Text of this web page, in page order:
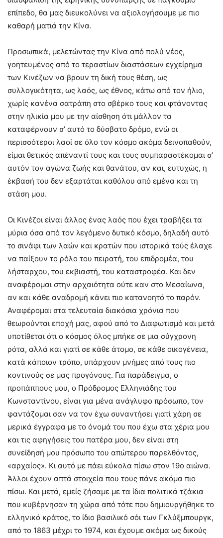
επίπεδο, θα μας διευκολύνει να αξιολογήσουμε με πιο
καθαρή ματιά την Κίνα.
Προσωπικά, μελετώντας την Κίνα από πολύ νέος,
γοητευμένος από το τεραστίων διαστάσεων εγχείρημα
των Κινέζων να βρουν τη δική τους θέση, ως
συλλογικότητα, ως λαός, ως έθνος, κάτω από τον ήλιο,
χωρίς κανένα σατράπη στο σβέρκο τους και φτάνοντας
στην ηλικία μου με την αίσθηση ότι μάλλον τα
καταφέρνουν σ’ αυτό το δύσβατο δρόμο, ενώ οι
περισσότεροι λαοί σε όλο τον κόσμο ακόμα δεινοπαθούν,
είμαι θετικός απέναντί τους και τους συμπαραστέκομαι σ’
αυτόν τον αγώνα ζωής και θανάτου, αν και, ευτυχώς, η
έκβασή του δεν εξαρτάται καθόλου από εμένα και τη
στάση μου.
Οι Κινέζοι είναι άλλος ένας λαός που έχει τραβήξει τα
μύρια όσα από τον λεγόμενο δυτικό κόσμο, δηλαδή αυτό
το σινάφι των λαών και κρατών που ιστορικά τούς έλαχε
να παίξουν το ρόλο του πειρατή, του επιδρομέα, του
λήσταρχου, του εκβιαστή, του καταστροφέα. Και δεν
αναφέρομαι στην αρχαιότητα ούτε καν στο Μεσαίωνα,
αν και κάθε αναδρομή κάνει πιο κατανοητό το παρόν.
Αναφέρομαι στα τελευταία διακόσια χρόνια που
θεωρούνται εποχή μας, αφού από το Διαφωτισμό και μετά
υποτίθεται ότι ο κόσμος όλος μπήκε σε μια σύγχρονη
ρότα, αλλά και γιατί σε κάθε άτομο, σε κάθε οικογένεια,
κατά κάποιον τρόπο, υπάρχουν μνήμες από τους πιο
κοντινούς σε μας προγόνους. Για παράδειγμα, ο
προπάππους μου, ο Πρόδρομος Ελληνιάδης του
Κωνσταντίνου, είναι για μένα ανάγλυφο πρόσωπο, τον
φαντάζομαι σαν να τον έχω συναντήσει γιατί χάρη σε
μερικά έγγραφα με το όνομά του που έχω στα χέρια μου
και τις αφηγήσεις του πατέρα μου, δεν είναι στη
συνείδησή μου πρόσωπο του απώτερου παρελθόντος,
«αρχαίος». Κι αυτό με πάει εύκολα πίσω στον 19ο αιώνα.
Άλλοι έχουν απτά στοιχεία που τους πάνε ακόμα πιο
πίσω. Και μετά, εμείς ζήσαμε με τα ίδια πολιτικά τζάκια
που κυβέρνησαν τη χώρα από τότε που δημιουργήθηκε το
ελληνικό κράτος, το ίδιο βασιλικό σόι των Γκλύξμπουργκ,
από το 1863 μέχρι το 1974, και έχουμε ακόμα ως δικούς